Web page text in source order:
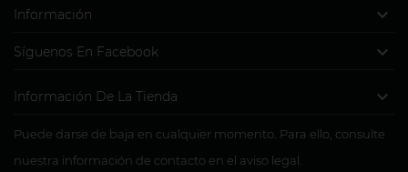
Información De La Tienda 
Puede darse de baja en cualquier momento. Para ello, consulte
nuestra información de contacto en el aviso legal.
Información 
Síguenos En Facebook 